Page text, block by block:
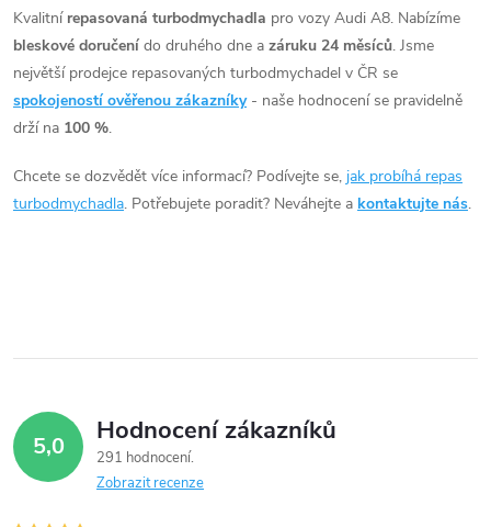
v
l
á
a
v
k
Kvalitní repasovaná turbodmychadla pro vozy Audi A8. Nabízíme
bleskové doručení do druhého dne a záruku 24 měsíců. Jsme
největší prodejce repasovaných turbodmychadel v ČR se
spokojeností ověřenou zákazníky- naše hodnocení se pravidelně
drží na 100 %.
Chcete se dozvědět více informací? Podívejte se, jak probíhá repas
turbodmychadla. Potřebujete poradit? Neváhejte a kontaktujte nás.
5,0 Hodnocení zákazníků
291 hodnocení
Zobrazit recenze